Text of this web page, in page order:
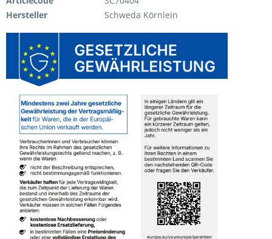
Hersteller
Schweda Körnlein